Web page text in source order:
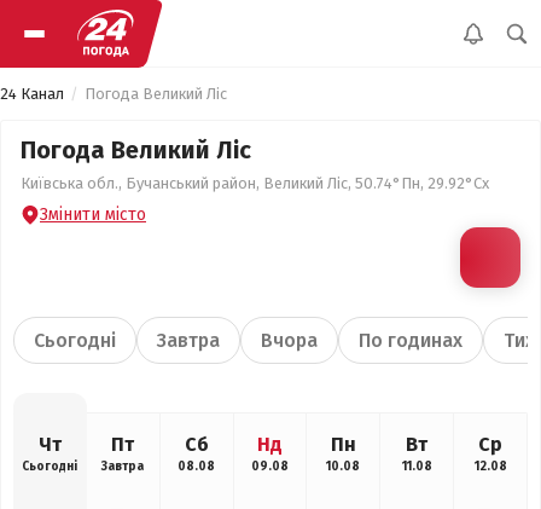
24 Канал Погода Великий Ліс
Погода Великий Ліс
Київська обл., Бучанський район, Великий Ліс, 50.74°Пн, 29.92°Сх
Змінити місто
Сьогодні Завтра Вчора По годинах
Чт
Сьогодні
Пт
Завтра
Сб
08.08
Нд
09.08
Пн
10.08
Вт
11.08
Ср
12.08